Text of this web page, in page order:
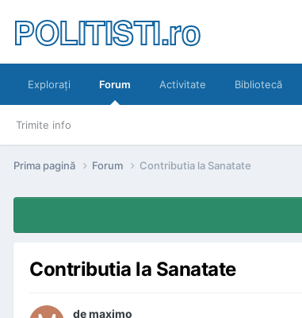
POLITISTI.ro
Exploraţi Forum
Trimite info
Activitate Bibliotecă
Prima pagină Forum Contributia la Sanatate
Contributia la Sanatate
demaximo